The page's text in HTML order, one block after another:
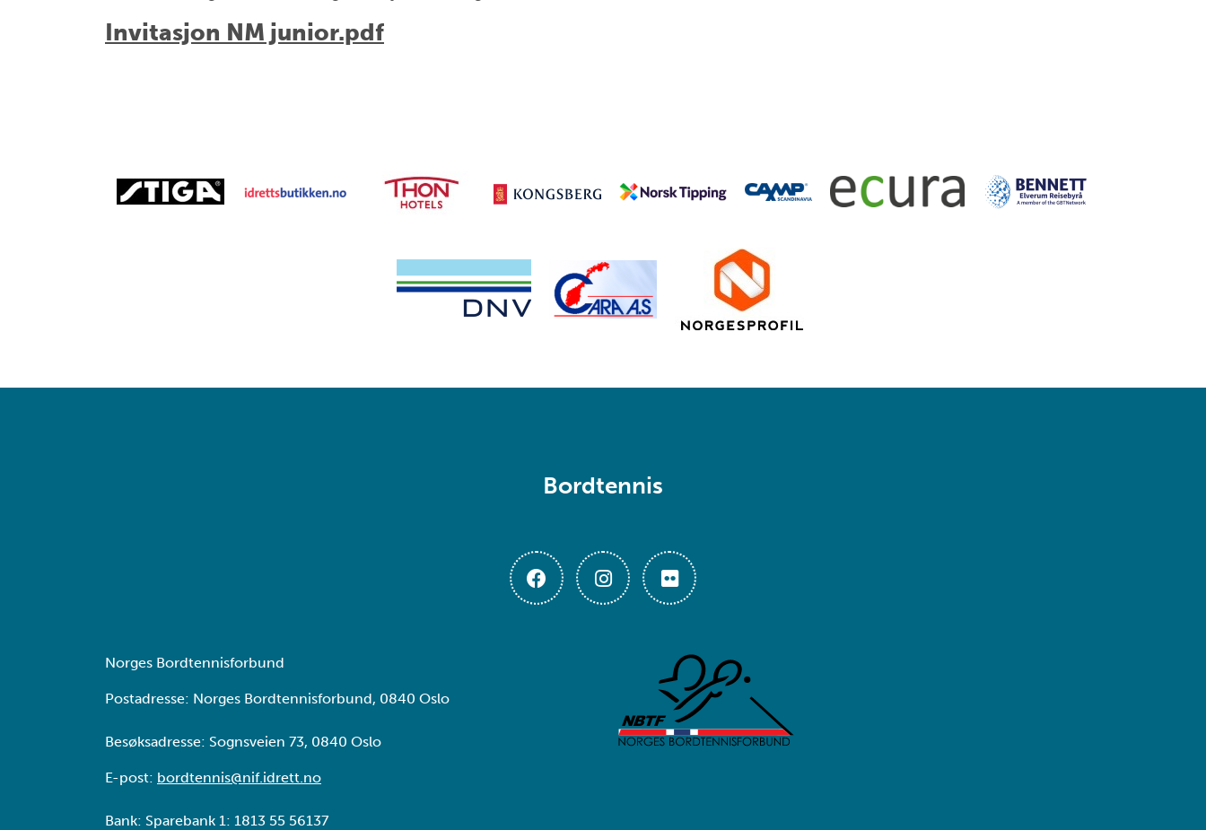
Invitasjon NM junior.pdf
Bordtennis
Norges Bordtennisforbund
Postadresse: Norges Bordtennisforbund, 0840 Oslo
Besøksadresse: Sognsveien 73, 0840 Oslo
E-post: bordtennis@nif.idrett.no
Bank: Sparebank 1: 1813 55 56137